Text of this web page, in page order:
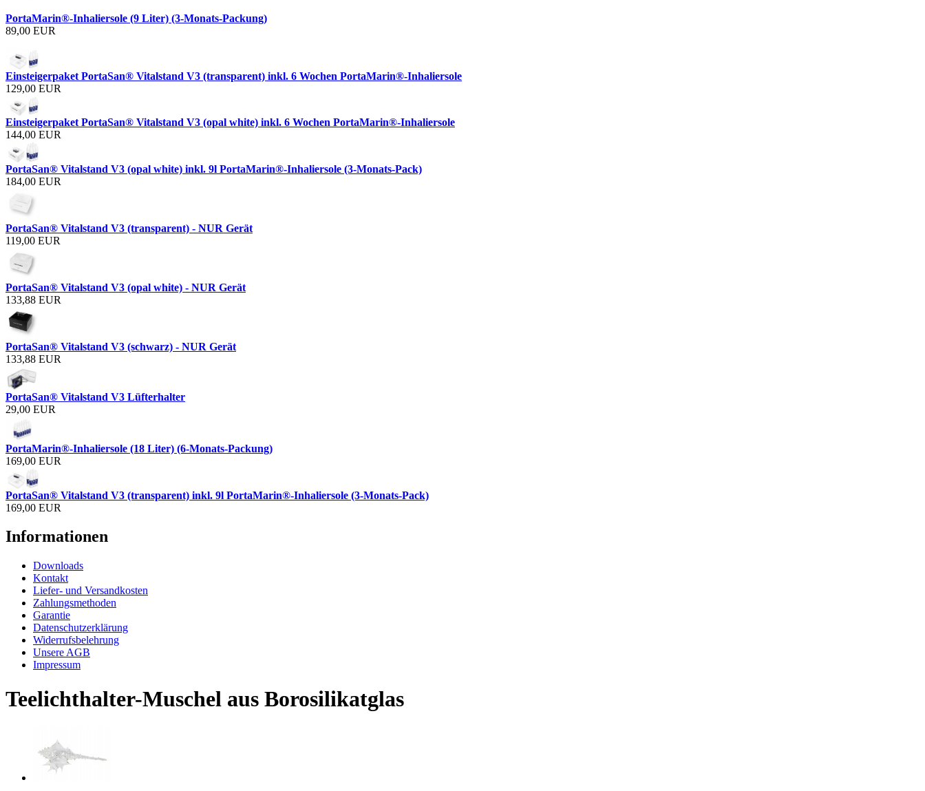
PortaMarin®-Inhaliersole (9 Liter) (3-Monats-Packung)
89,00 EUR
Einsteigerpaket PortaSan® Vitalstand V3 (transparent) inkl. 6 Wochen PortaMarin®-Inhaliersole
129,00 EUR
Einsteigerpaket PortaSan® Vitalstand V3 (opal white) inkl. 6 Wochen PortaMarin®-Inhaliersole
144,00 EUR
PortaSan® Vitalstand V3 (opal white) inkl. 9l PortaMarin®-Inhaliersole (3-Monats-Pack)
184,00 EUR
PortaSan® Vitalstand V3 (transparent) - NUR Gerät
119,00 EUR
PortaSan® Vitalstand V3 (opal white) - NUR Gerät
133,88 EUR
PortaSan® Vitalstand V3 (schwarz) - NUR Gerät
133,88 EUR
PortaSan® Vitalstand V3 Lüfterhalter
29,00 EUR
PortaMarin®-Inhaliersole (18 Liter) (6-Monats-Packung)
169,00 EUR
PortaSan® Vitalstand V3 (transparent) inkl. 9l PortaMarin®-Inhaliersole (3-Monats-Pack)
169,00 EUR
Informationen
Downloads
Kontakt
Liefer- und Versandkosten
Zahlungsmethoden
Garantie
Datenschutzerklärung
Widerrufsbelehrung
Unsere AGB
Impressum
Teelichthalter-Muschel aus Borosilikatglas